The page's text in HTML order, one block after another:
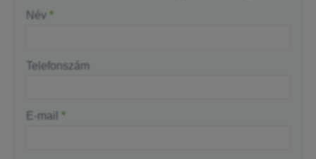
-
-
Név *
Telefonszám
E-mail *